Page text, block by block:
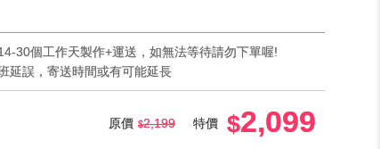
30個工作天製作+運送，如無法等待請勿下單喔!
延誤，寄送時間或有可能延長
原價 2,199 特價 2,099